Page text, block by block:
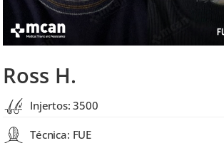
Ross H.
Injertos: 3500
Técnica: FUE